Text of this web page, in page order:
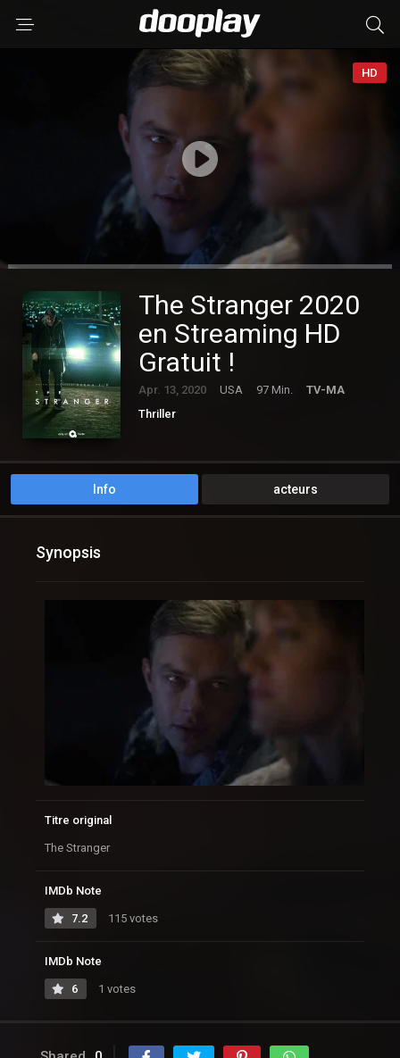
HD
The Stranger 2020
en Streaming HD
Gratuit !
Apr. 13, 2020 USA 97 Min.
TV-MA
Thriller
Info acteurs
Synopsis
Titre original
The Stranger
IMDb Note
7.2 115 votes
IMDb Note
6 1 votes